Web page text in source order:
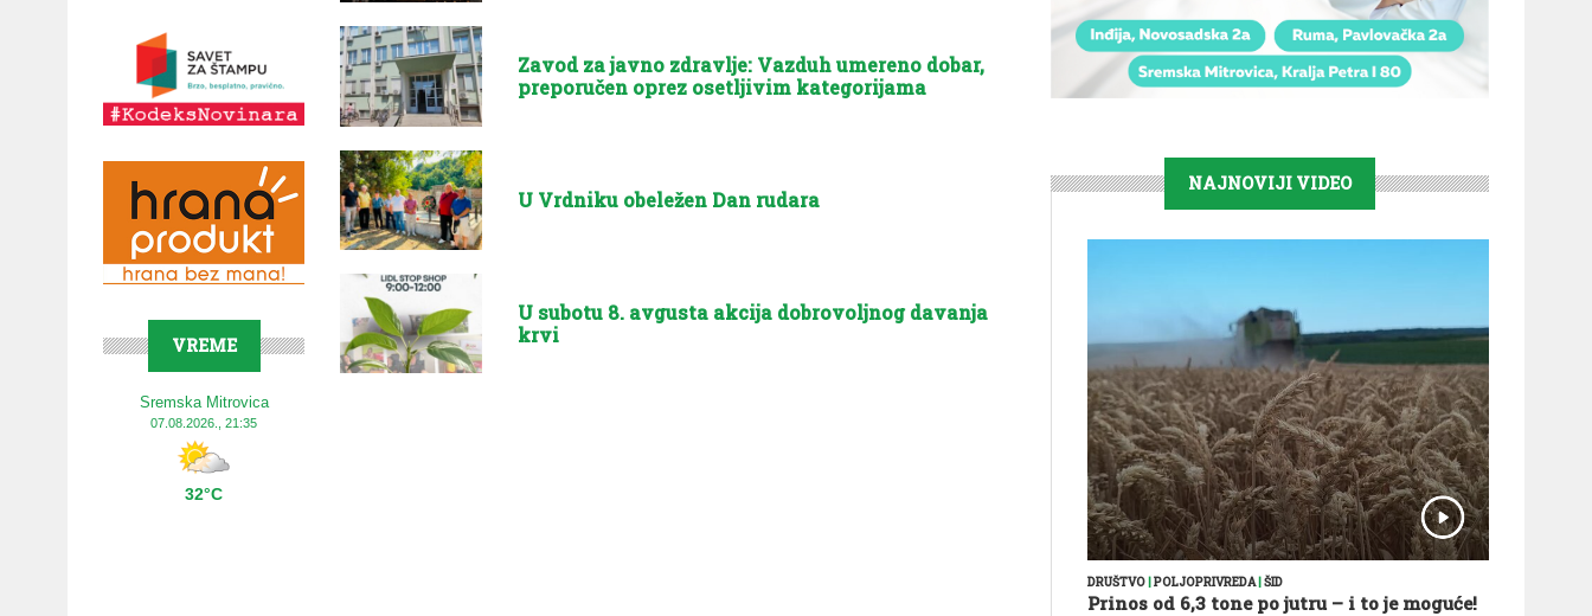
VREME
Sremska Mitrovica
07.08.2026., 21:35
32°C
Zavod za javno zdravlje: Vazduh umereno dobar,
preporučen oprez osetljivim kategorijama
U Vrdniku obeležen Dan rudara
U subotu 8. avgusta akcija dobrovoljnog davanja
krvi
NAJNOVIJI VIDEO
DRUŠTVO|POLJOPRIVREDA|ŠID
Prinos od 6,3 tone po jutru – i to je moguće!